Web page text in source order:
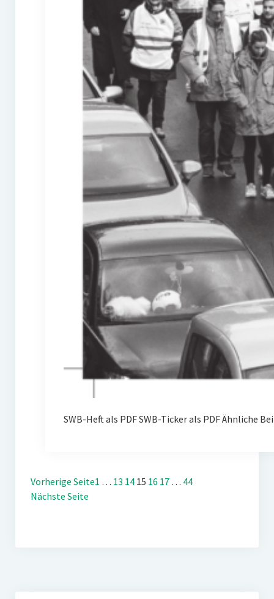
SWB-Heft als PDF SWB-Ticker als PDF Ähnliche
Vorherige Seite1 … 13 14 15 16 17 … 44
Nächste Seite